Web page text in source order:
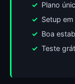
Plano
Setup
Boa
Teste